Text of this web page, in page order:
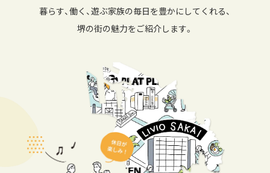
VISITORS SITE
来場者様限定ページ
MAP
現地案内図
INFORMATION
2026.07.23
LINEの友達だち追加はこちら
暮らす、働く、遊ぶ家族の毎日を豊かにしてくれる、
堺の街の魅力をご紹介します。